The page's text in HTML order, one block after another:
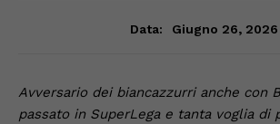
Data: Giugno 26, 2026
Avversario dei biancazzurri anche con
passato in SuperLega e tanta voglia di